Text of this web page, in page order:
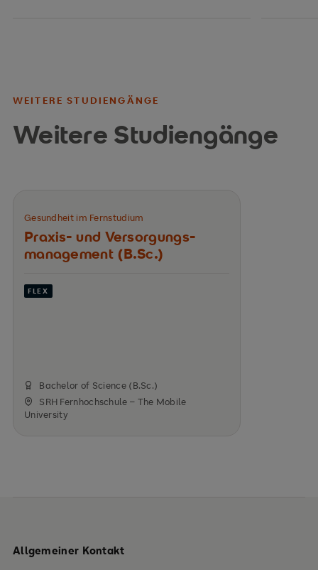
WEITERE STUDIENGÄNGE
Weitere Studiengänge
Gesundheit im Fernstudium
Praxis- und Versorgungs­
management (B.Sc.)
FLEX
Bachelor of Science (B.Sc.)
SRH Fernhochschule – The Mobile
University
Allgemeiner Kontakt